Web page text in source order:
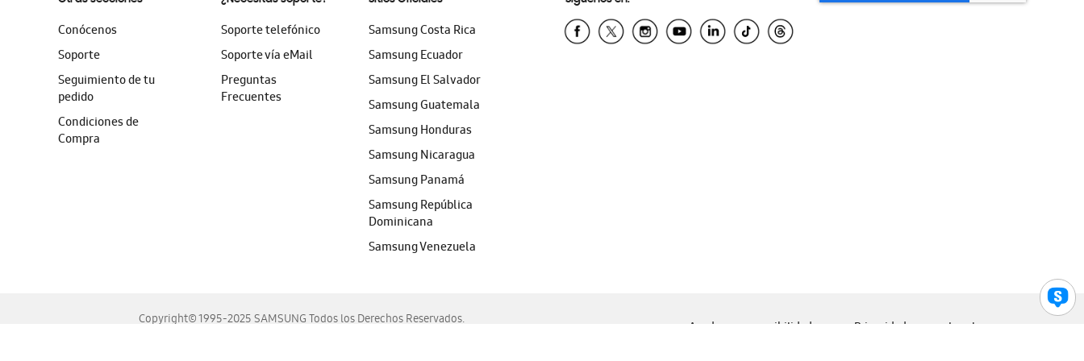
Conócenos
Soporte
Seguimiento de tu
pedido
Condiciones de
Compra
Soporte telefónico
Soporte vía eMail
Preguntas
Frecuentes
Samsung Costa Rica
Samsung Ecuador
Samsung El Salvador
Samsung Guatemala
Samsung Honduras
Samsung Nicaragua
Samsung Panamá
Samsung República
Dominicana
Samsung Venezuela
Copyright© 1995-2025 SAMSUNG Todos los Derechos Reservados.
Ayuda para accesibilidad Privacidad Legal